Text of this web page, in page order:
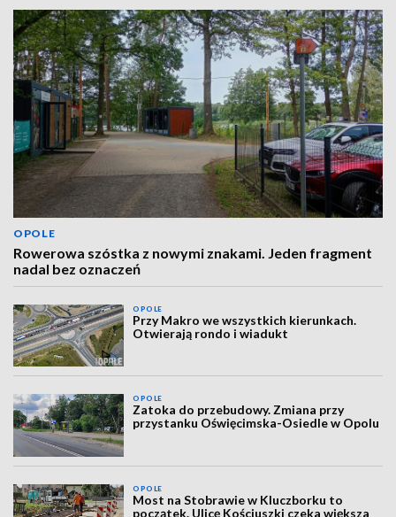
OPOLE
Rowerowa szóstka z nowymi znakami. Jeden fragment
nadal bez oznaczeń
OPOLE
Przy Makro we wszystkich kierunkach.
Otwierają rondo i wiadukt
OPOLE
Zatoka do przebudowy. Zmiana przy
przystanku Oświęcimska-Osiedle w Opolu
OPOLE
Most na Stobrawie w Kluczborku to
początek. Ulicę Kościuszki czeka większa